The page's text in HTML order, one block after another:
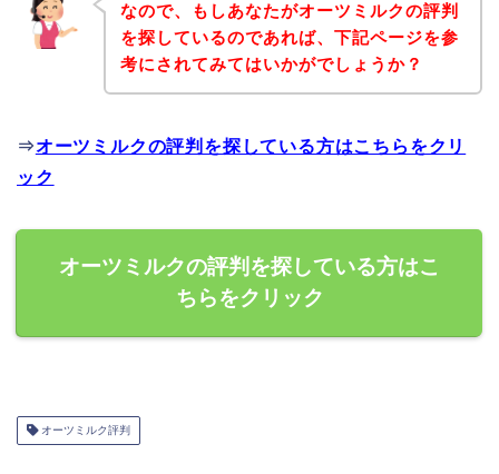
なので、もしあなたがオーツミルクの評判
を探しているのであれば、下記ページを参
考にされてみてはいかがでしょうか？
⇒オーツミルクの評判を探している方はこちらをクリ
ック
オーツミルクの評判を探している方はこ
ちらをクリック
オーツミルク評判